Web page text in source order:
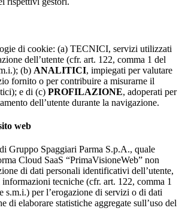
di cookie: (a) TECNICI, servizi utilizzati
dell’utente (cfr. art. 122, comma 1 del
(b) ANALITICI, impiegati per valutare
fornito o per contribuire a misurarne il
e di (c) PROFILAZIONE, adoperati per
dell’utente durante la navigazione.
web
Gruppo Spaggiari Parma S.p.A., quale
Cloud SaaS “PrimaVisioneWeb” non
di dati personali identificativi dell’utente,
tecniche (cfr. art. 122, comma 1
s.m.i.) per l’erogazione di servizi o di dati
di elaborare statistiche aggregate sull’uso del